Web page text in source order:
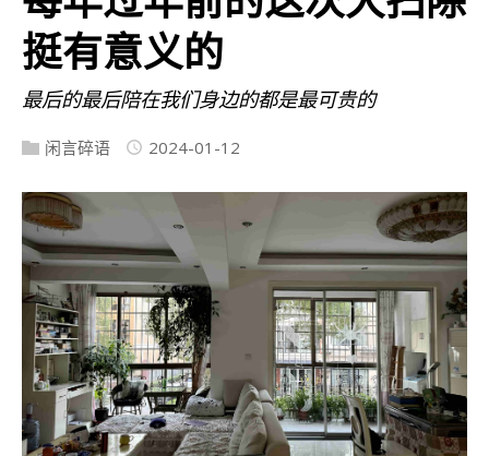
挺有意义的
最后的最后陪在我们身边的都是最可贵的
闲言碎语 2024-01-12